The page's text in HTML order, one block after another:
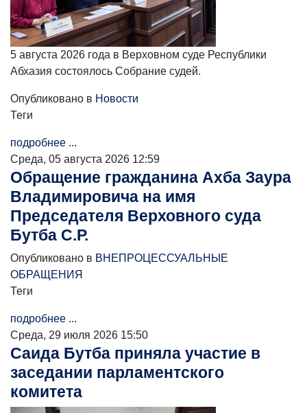
5 августа 2026 года в Верховном суде Республики
Абхазия состоялось Собрание судей.
Опубликовано в Новости
Теги
подробнее ...
Среда, 05 августа 2026 12:59
Обращение гражданина Ахба Заура
Владимировича на имя
Председателя Верховного суда
Бутба С.Р.
Опубликовано в ВНЕПРОЦЕССУАЛЬНЫЕ
ОБРАЩЕНИЯ
Теги
подробнее ...
Среда, 29 июля 2026 15:50
Саида Бутба приняла участие в
заседании парламентского
комитета